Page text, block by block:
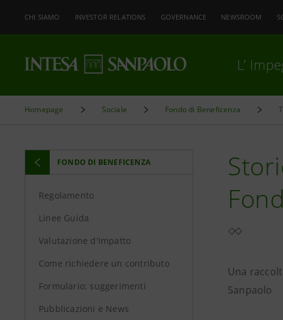
CHI SIAMO INVESTOR RELATIONS GOVERNANCE NEWSROOM
L’
Homepage Sociale Fondo di Beneficenza
FONDO DI BENEFICENZA
Regolamento
Linee Guida
Valutazione d'Impatto
Come richiedere un contributo
Formulario: suggerimenti
Pubblicazioni e News
Una
Sanpaolo